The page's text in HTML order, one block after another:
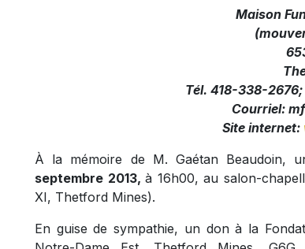
Maison
Tél. 418-338-
Courriel:
Site internet:
À la mémoire de M. Gaétan Beaudoin,
septembre 2013,à 16h00, au salon-
XI, Thetford Mines).
En guise de sympathie, un don à la